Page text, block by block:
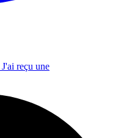
J'ai reçu une